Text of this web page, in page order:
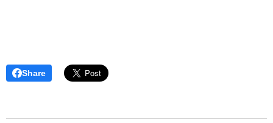
Share